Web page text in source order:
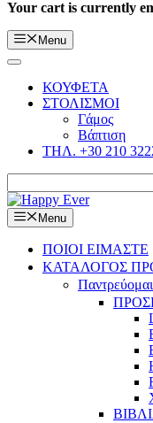
Your cart is currently
Menu
ΚΟΥΦΕΤΑ
ΣΤΟΛΙΣΜΟΙ
Γάμος
Βάπτιση
ΤΗΛ. +30 210
Menu
ΠΟΙΟΙ ΕΙΜΑΣΤΕ
ΚΑΤΑΛΟΓΟΣ